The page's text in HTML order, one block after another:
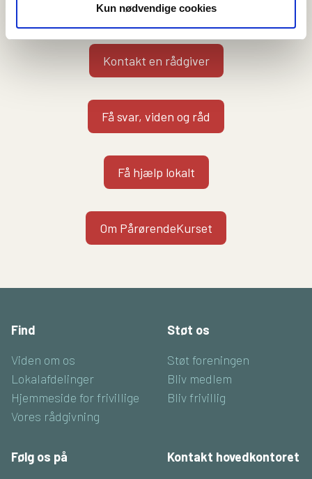
Kun nødvendige cookies
Vi kan hjælpe dig på flere måder
Kontakt en rådgiver
Få svar, viden og råd
Få hjælp lokalt
Om PårørendeKurset
Find
Viden om os
Lokalafdelinger
Hjemmeside for frivillige
Vores rådgivning
Støt os
Støt foreningen
Bliv medlem
Bliv frivillig
Følg os på
Kontakt hovedkontoret